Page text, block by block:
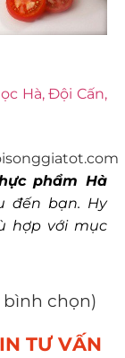
Hà, Đội Cấn,
phẩm Hà
đến bạn. Hy
hợp với mục
bình chọn)
TƯ VẤN​